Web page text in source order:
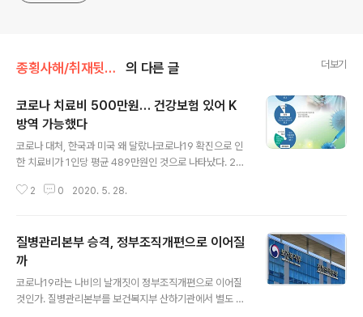
종횡사해/취재뒷얘기 의 다른 글 더보기
코로나 치료비 500만원… 건강보험 있어 K
방역 가능했다
코로나 대처, 한국과 미국 왜 달랐나코로나19 확진으로 인
한 치료비가 1인당 평균 489만원인 것으로 나타났다. 26
관련 각종 진료비를 계산한 결과 코로나19에 걸리면 진단
지내는 경증 환자가 아니라 음압병상을 이용해야 하는 중
등도 환자는 평균 입원일수 20일로 계산할 때 전체 치료비
가 평균 1300만원까지 치솟는다. 하지만 지금까지 치료비
낼 돈이 없다는 이유로 도망 다닌 코로나19 확진환자는 아
무도 없었다. 진단비부터 치료비까지 모두 국가가 책임지
2 0 2020. 5. 28.
질병관리본부 승격, 정부조직개편으로 이어질
까
코로나19라는 나비의 날개짓이 정부조직개편으로 이어질
것인가. 질병관리본부를 보건복지부 산하기관에서 별도 기